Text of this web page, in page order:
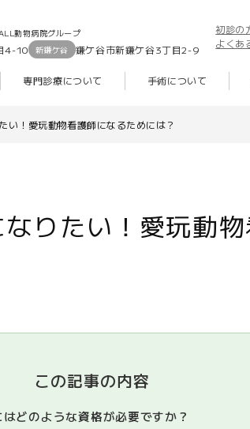
動物病院グループ
4-10 新鎌ケ谷 鎌ケ谷市新鎌ケ谷3丁目2-9
初診の
よくあ
専門診療について 手術について
い！愛玩動物看護師になるためには？
りたい！愛玩動
この記事の内容
どのような資格が必要ですか？